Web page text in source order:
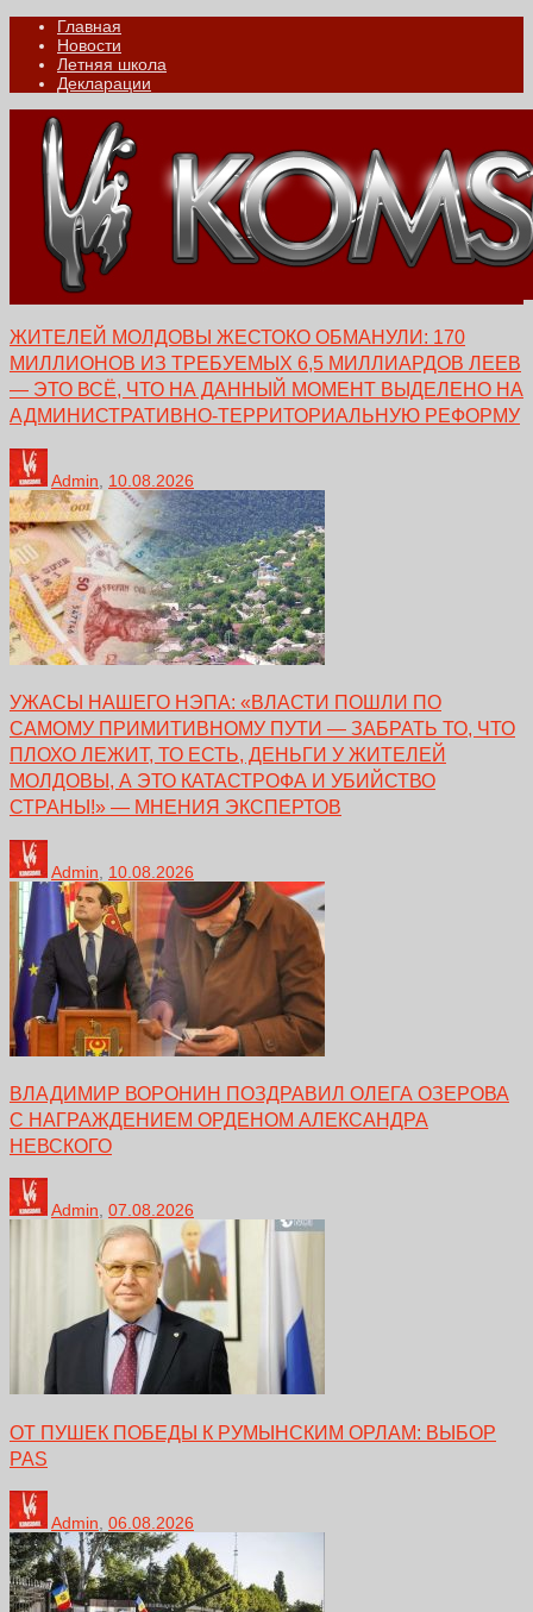
Главная
Новости
Летняя школа
Декларации
ЖИТЕЛЕЙ МОЛДОВЫ ЖЕСТОКО ОБМАНУЛИ: 170
МИЛЛИОНОВ ИЗ ТРЕБУЕМЫХ 6,5 МИЛЛИАРДОВ ЛЕЕВ
— ЭТО ВСЁ, ЧТО НА ДАННЫЙ МОМЕНТ ВЫДЕЛЕНО НА
АДМИНИСТРАТИВНО-ТЕРРИТОРИАЛЬНУЮ РЕФОРМУ
Admin 10.08.2026
УЖАСЫ НАШЕГО НЭПА: «ВЛАСТИ ПОШЛИ ПО
САМОМУ ПРИМИТИВНОМУ ПУТИ — ЗАБРАТЬ ТО, ЧТО
ПЛОХО ЛЕЖИТ, ТО ЕСТЬ, ДЕНЬГИ У ЖИТЕЛЕЙ
МОЛДОВЫ, А ЭТО КАТАСТРОФА И УБИЙСТВО
СТРАНЫ!» — МНЕНИЯ ЭКСПЕРТОВ
Admin 10.08.2026
ВЛАДИМИР ВОРОНИН ПОЗДРАВИЛ ОЛЕГА ОЗЕРОВА
С НАГРАЖДЕНИЕМ ОРДЕНОМ АЛЕКСАНДРА
НЕВСКОГО
Admin, 07.08.2026
ОТ ПУШЕК ПОБЕДЫ К РУМЫНСКИМ ОРЛАМ: ВЫБОР
PAS
Admin 06.08.2026